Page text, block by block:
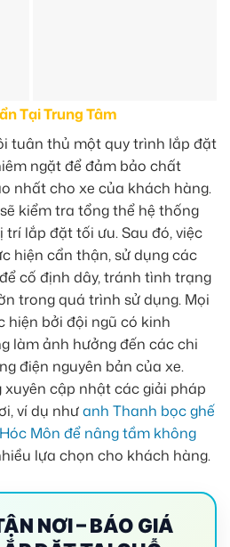
Tại Trung Tâm
tuân thủ một quy trình lắp đặt
ngặt để đảm bảo chất
nhất cho xe của khách hàng.
kiểm tra tổng thể hệ thống
trí lắp đặt tối ưu. Sau đó, việc
hiện cẩn thận, sử dụng các
cố định dây, tránh tình trạng
trong quá trình sử dụng. Mọi
bởi đội ngũ có kinh
làm ảnh hưởng đến các chi
điện nguyên bản của xe.
cập nhật các giải pháp
ví dụ nhưanh Thanh bọc ghế
Môn để nâng tầm không
lựa chọn cho khách hàng.
NƠI – BÁO GIÁ